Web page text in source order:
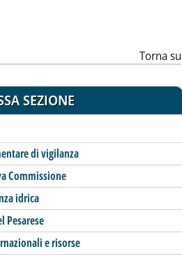
Torna su
SEZIONE
di vigilanza
Commissione
idrica
Pesarese
e risorse